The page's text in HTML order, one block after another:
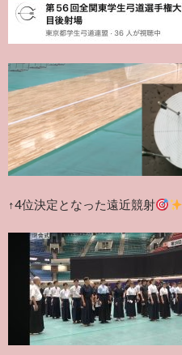
↑4位決定となった遠近競射